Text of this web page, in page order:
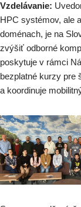
Vzdelávanie:
HPC systémov, ale
doménach, je na
zvýšiť odborné
poskytuje v rámci
bezplatné kurzy pre
a koordinuje